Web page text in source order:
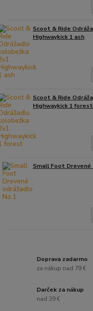
Scoot & Ride
Highwaykick 1 ash
Scoot & Ride
Highwaykick 1 forest
Small Foot Drevené
Doprava zadarmo
za nákup nad 79 €
Darček za nákup
nad 39 €